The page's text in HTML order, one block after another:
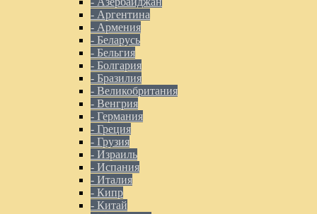
- Аргентина
- Армения
- Беларусь
- Бельгия
- Болгария
- Бразилия
- Великобритания
- Венгрия
- Германия
- Греция
- Грузия
- Израиль
- Испания
- Италия
- Кипр
- Китай